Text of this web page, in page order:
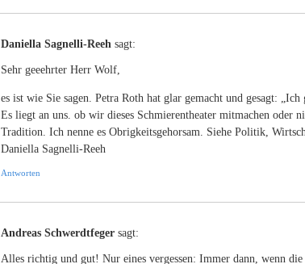
Daniella Sagnelli-Reeh sagt:
Sehr geeehrter Herr Wolf,
es ist wie Sie sagen. Petra Roth hat glar gemacht und gesagt:
Es liegt an uns. ob wir dieses Schmierentheater mitmachen oder
Tradition. Ich nenne es Obrigkeitsgehorsam. Siehe Politik,
Daniella Sagnelli-Reeh
Antworten
Andreas Schwerdtfeger sagt:
Alles richtig und gut! Nur eines vergessen: Immer dann, wenn